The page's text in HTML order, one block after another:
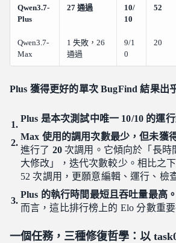
Qwen3.7-
Plus
27 通過
10/
10
52
Qwen3.7-
Max
1 失敗，26
通過
9/1
0
20
Plus 獲得更好的單次 BugFind 結果出
Plus 是本次測試中唯一 10/10 的運行
Max 使用的調用次數最少，但未獲
進行了 20次調用。它傾向於「長時
大修改」，迭代次數較少。相比之
52 次調用，更願意編輯、運行、檢
Plus 的執行時間最短且吞吐量最高。
而言，這比排行榜上的 Elo 分數重要
一個任務，三種修復哲學：以